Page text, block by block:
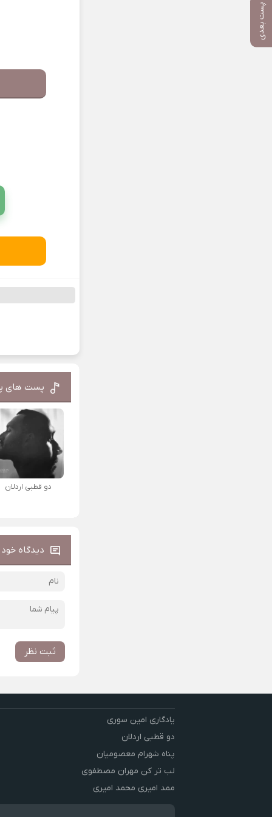
پست بعدی
پست های
دو قطبی اردلان
دیدگاه خود
ثبت نظر
یادگاری امین سوری
دو قطبی اردلان
پناه شهرام معصومیان
لب تر کن مهران مصطفوی
ممد امیری محمد امیری